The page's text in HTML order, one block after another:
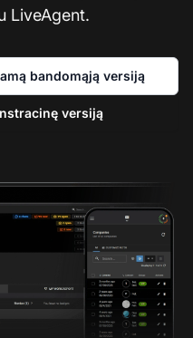
LiveAgent.
bandomąją versiją
versiją